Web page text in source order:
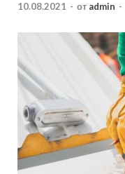
10.08.2021 - от admin -